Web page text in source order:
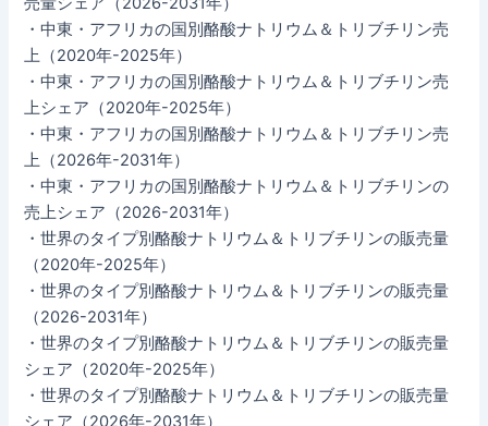
・中東・アフリカの国別酪酸ナトリウム＆トリブチリン売
上（2020年-2025年）
・中東・アフリカの国別酪酸ナトリウム＆トリブチリン売
上シェア（2020年-2025年）
・中東・アフリカの国別酪酸ナトリウム＆トリブチリン売
上（2026年-2031年）
・中東・アフリカの国別酪酸ナトリウム＆トリブチリンの
売上シェア（2026-2031年）
・世界のタイプ別酪酸ナトリウム＆トリブチリンの販売量
（2020年-2025年）
・世界のタイプ別酪酸ナトリウム＆トリブチリンの販売量
（2026-2031年）
・世界のタイプ別酪酸ナトリウム＆トリブチリンの販売量
シェア（2020年-2025年）
・世界のタイプ別酪酸ナトリウム＆トリブチリンの販売量
シェア（2026年-2031年）